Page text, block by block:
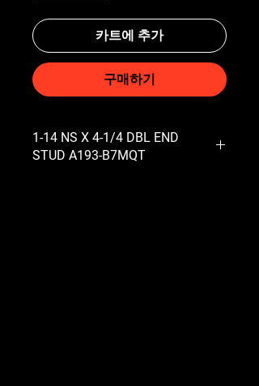
카트에 추가
구매하기
1-14 NS X 4-1/4 DBL END
STUD A193-B7MQT